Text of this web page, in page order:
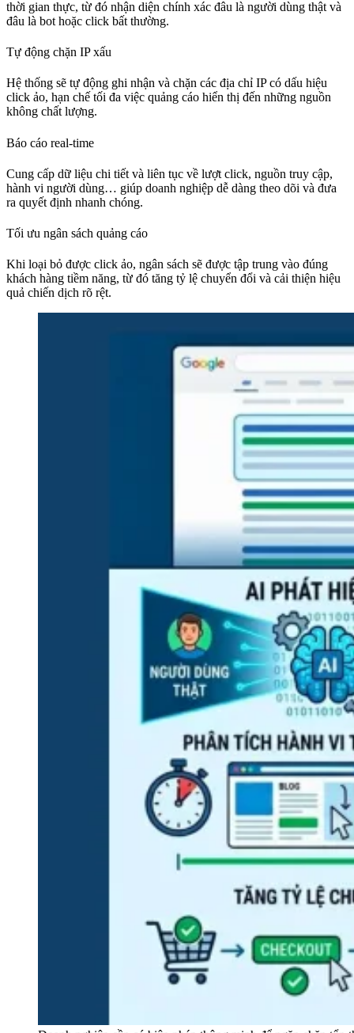
thời gian thực, từ đó nhận diện chính xác đâu là người dùng thật và
đâu là bot hoặc click bất thường.
Tự động chặn IP xấu
Hệ thống sẽ tự động ghi nhận và chặn các địa chỉ IP có dấu hiệu
click ảo, hạn chế tối đa việc quảng cáo hiển thị đến những nguồn
không chất lượng.
Báo cáo real-time
Cung cấp dữ liệu chi tiết và liên tục về lượt click, nguồn truy cập,
hành vi người dùng… giúp doanh nghiệp dễ dàng theo dõi và đưa
ra quyết định nhanh chóng.
Tối ưu ngân sách quảng cáo
Khi loại bỏ được click ảo, ngân sách sẽ được tập trung vào đúng
khách hàng tiềm năng, từ đó tăng tỷ lệ chuyển đổi và cải thiện hiệu
quả chiến dịch rõ rệt.